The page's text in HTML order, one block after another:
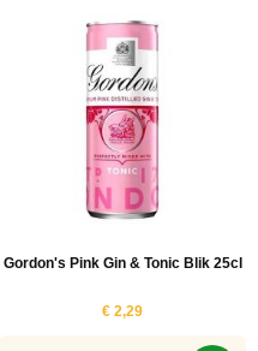
Gordon's Pink Gin & Tonic Blik 25cl
€ 2,29